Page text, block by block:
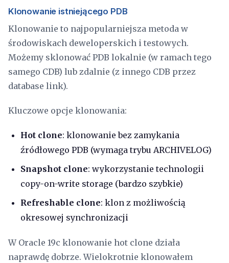
Klonowanie istniejącego PDB
Klonowanie to najpopularniejsza metoda w
środowiskach deweloperskich i testowych.
Możemy sklonować PDB lokalnie (w ramach tego
samego CDB) lub zdalnie (z innego CDB przez
database link).
Kluczowe opcje klonowania:
Hot clone: klonowanie bez zamykania
źródłowego PDB (wymaga trybu ARCHIVELOG)
Snapshot clone: wykorzystanie technologii
copy-on-write storage (bardzo szybkie)
Refreshable clone: klon z możliwością
okresowej synchronizacji
W Oracle 19c klonowanie hot clone działa
naprawdę dobrze. Wielokrotnie klonowałem